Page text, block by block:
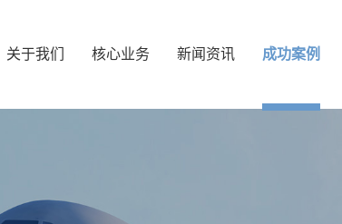
关于我们 核心业务 新闻资讯 成功案例